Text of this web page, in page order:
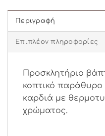
Περιγραφή
Επιπλέον πληροφορίες
Προσκλητήριο
κοπτικό παράθυρο
καρδιά με
χρώματος.